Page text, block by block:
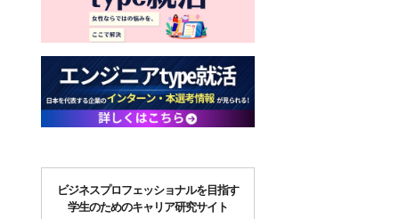
ビジネスプロフェッショナルを目指す
学生のためのキャリア研究サイト